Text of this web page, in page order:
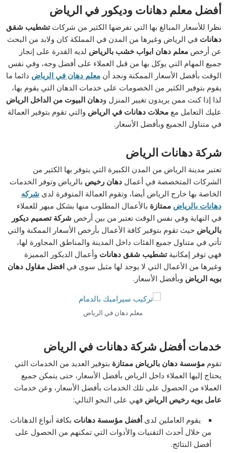
أفضل معلم دهانات وديكور في الرياض
نظرا للأسعار المبالغ بها التي تفرضها الكثير من شركاتتشطيب شقق
دهانات في الرياض وغيرها من المدن في المملكة كان ولابد من البحث
عن أرخصمعلم دهان ابواب خشب بالرياض لديه القدرة على إنجاز
جميع المهام التي يوكل بها من قبل العملاء على أفضل وجه، وفي نفس
الوقت بأفضل الأسعار الممكنة ونجد أنمعلم دهان في الرياض دائما ما
يقوم بتوفير الكثير من الخصومات على خدمات الدهان التي يقوم بها،
لذا إذا كنت ممن يريدون تغيير المنزل ودهان البيوت من الداخل الرياض
عليك التعامل معمحلات دهانات في الرياض والتي تقوم بتوفير العمالة
في متناول الجميع وبأفضل الأسعار.
شركة دهانات الرياض
تعتبر مدينة الرياض من المدن الكبيرة التي يتوفر بها الكثير من
الشركات المتخصصة في أعمالدهان رخيص بالرياض وتوفر الخدمات
الخاصة بها خارج الرياض أيضا، وتقوم العمالة المتوفرة لدى شركه
دهانات بالرياض ممتازة بالأعمال المطلوب منها بشكل مبهر للعملاء
في النهاية وفي نفس الوقت تعتبر من بين أرخص شركة تصميم ديكور
بالرياض حيث تقوم بتوفير كافة الأعمال بأرخص الأسعار الممكنة والتي
تأتي في متناول جميع الفئات داخل المدينة والمناطق المجاورة لها،
فهي توفر إمكانيةتشطيب شقق دهانات وأعمال الديكور المميزة
وغيرها من الأعمال التي لا يوجد لها مثيل سوى فيافضل مقاول دهان
بويه الرياض وبأفضل الأسعار.
معلم دهان في الرياض
خدمات أفضل شركة دهانات في الرياض
تقوممؤسسة دهان بالرياض ممتازة بتوفير العديد من الخدمات التي
يحتاج إليها العملاء داخل الرياض بأفضل الأسعار، حتى يتمكن جميع
العملاء من الحصول على تلك الخدمات بأفضل الأسعار، وعن خدمات
عامل بويه رخيص الرياض فهي على النحو التالي:
يقوم العاملين لدىأفضل مؤسسة دهانات بكافة أنواع الدهانات
من خلال أحدث التقنيات والأدوات التي تمكنهم من الحصول على
أفضل النتائج.